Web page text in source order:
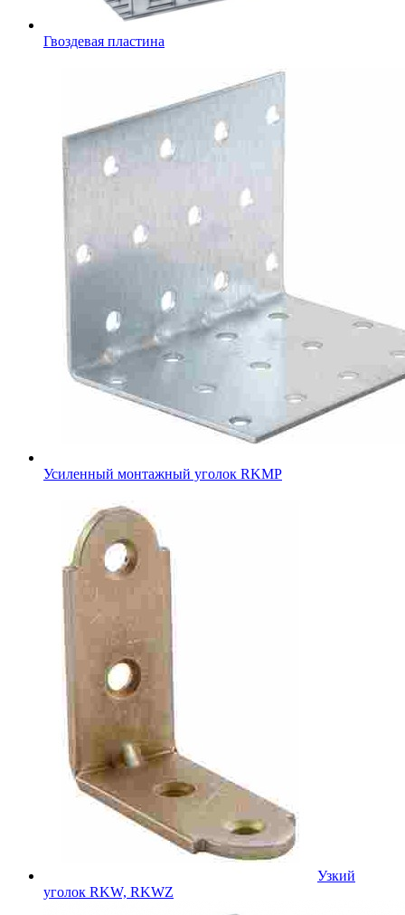
Гвоздевая пластина
Усиленный монтажный уголок RKMР
Узкий
уголок RKW, RKWZ